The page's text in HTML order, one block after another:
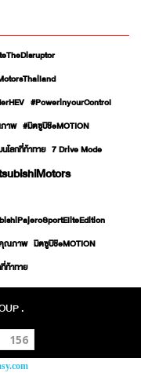
#PowerinyourControl
าพ #มิตซูบิชิeMOTION
โลกที่ท้าทาย 7 Drive Mode
คุณภาพ มิตซูบิชิeMOTION
ท้าทาย
.
156